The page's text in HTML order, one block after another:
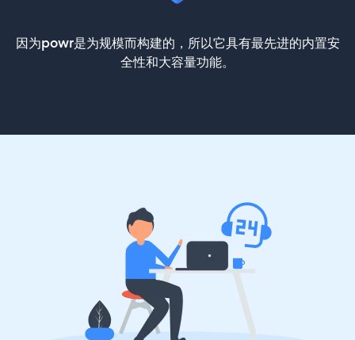
因为powr是为规模而构建的，所以它具有最先进的内置安
全性和大容量功能。